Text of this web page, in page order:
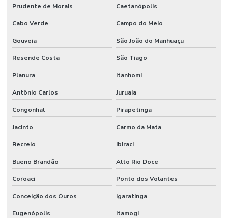
Prudente de Morais Caetanópolis
Cabo Verde Campo do Meio
Gouveia São João do Manhuaçu
Resende Costa São Tiago
Planura Itanhomi
Antônio Carlos Juruaia
Congonhal Pirapetinga
Jacinto Carmo da Mata
Recreio Ibiraci
Bueno Brandão Alto Rio Doce
Coroaci Ponto dos Volantes
Conceição dos Ouros Igaratinga
Eugenópolis Itamogi